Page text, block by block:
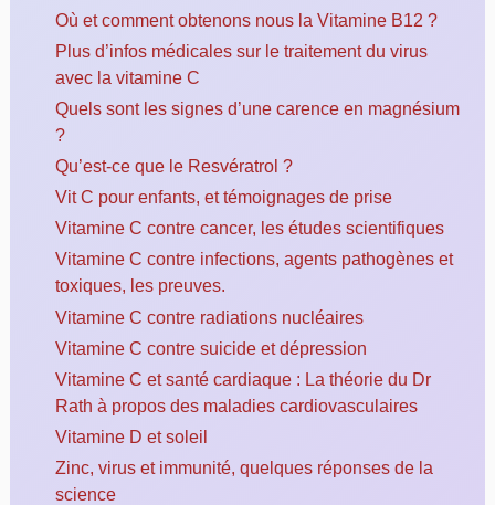
Où et comment obtenons nous la Vitamine B12 ?
Plus d’infos médicales sur le traitement du virus
avec la vitamine C
Quels sont les signes d’une carence en magnésium
?
Qu’est-ce que le Resvératrol ?
Vit C pour enfants, et témoignages de prise
Vitamine C contre cancer, les études scientifiques
Vitamine C contre infections, agents pathogènes et
toxiques, les preuves.
Vitamine C contre radiations nucléaires
Vitamine C contre suicide et dépression
Vitamine C et santé cardiaque : La théorie du Dr
Rath à propos des maladies cardiovasculaires
Vitamine D et soleil
Zinc, virus et immunité, quelques réponses de la
science